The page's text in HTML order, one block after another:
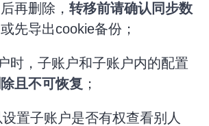
再删除， 转移前请确认同步数
或先导出cookie备份；
，子账户和子账户内的配置
且不可恢复 ；
置子账户是否有权查看别人